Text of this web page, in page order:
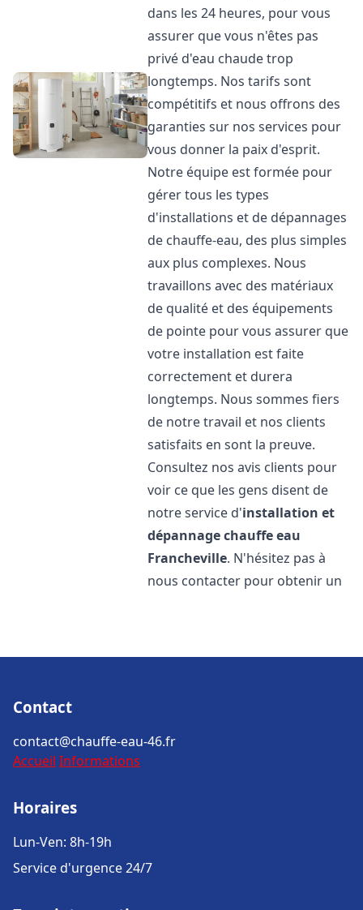
dans les 24 heures, pour vous
assurer que vous n'êtes pas
privé d'eau chaude trop
longtemps. Nos tarifs sont
compétitifs et nous offrons des
garanties sur nos services pour
vous donner la paix d'esprit.
Notre équipe est formée pour
gérer tous les types
d'installations et de dépannages
de chauffe-eau, des plus simples
aux plus complexes. Nous
travaillons avec des matériaux
de qualité et des équipements
de pointe pour vous assurer que
votre installation est faite
correctement et durera
longtemps. Nous sommes fiers
de notre travail et nos clients
satisfaits en sont la preuve.
Consultez nos avis clients pour
voir ce que les gens disent de
notre service d'installation et
dépannage chauffe eau
Francheville. N'hésitez pas à
nous contacter pour obtenir un
Contact
contact@chauffe-eau-46.fr
Accueil Informations
Horaires
Lun-Ven: 8h-19h
Service d'urgence 24/7